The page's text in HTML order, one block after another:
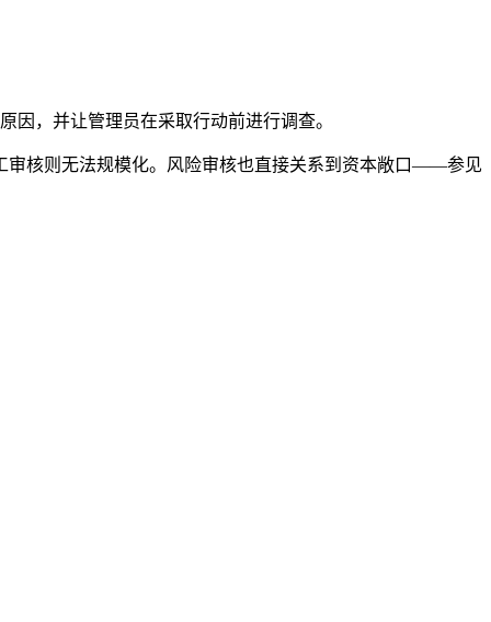
因，并让管理员在采取行动前进行调查。
审核则无法规模化。风险审核也直接关系到资本敞口——参见